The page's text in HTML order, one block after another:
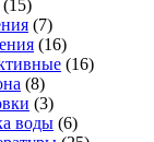
(15)
(7)
(16)
(16)
(8)
(3)
воды (6)